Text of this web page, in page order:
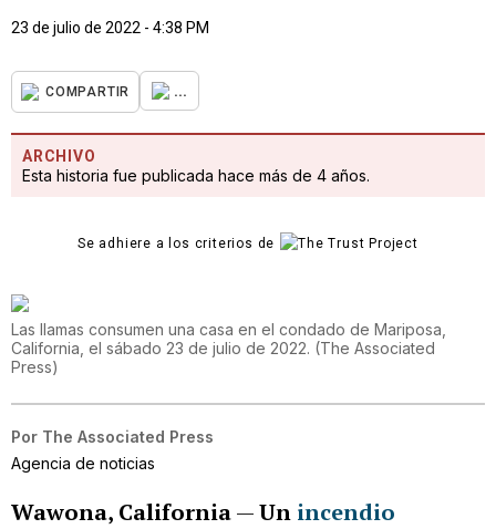
23 de julio de 2022 - 4:38 PM
COMPARTIR ...
ARCHIVO
Esta historia fue publicada hace más de 4 años.
Se adhiere a los criterios de
Las llamas consumen una casa en el condado de Mariposa,
California, el sábado 23 de julio de 2022. (The Associated
Press)
Por The Associated Press
Agencia de noticias
Wawona, California—Un incendio